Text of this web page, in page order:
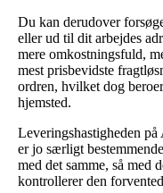
Du kan derudover
eller ud til dit arbejdes
mere omkostningsfuld,
mest prisbevidste
ordren, hvilket dog
hjemsted.
Leveringshastigheden
er jo særligt
med det samme, så med
kontrollerer den